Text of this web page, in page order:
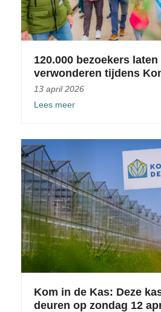
120.000 bezoekers laten
verwonderen tijdens
13 april 2026
Lees meer
Kom in de Kas: Deze
deuren op zondag 12